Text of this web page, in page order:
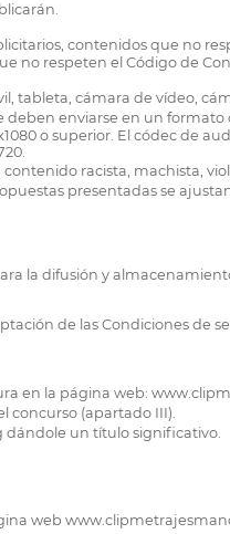
contenidos que no
no respeten el Código de
tableta, cámara de vídeo,
deben enviarse en un
o superior. El códec de
racista, machista,
presentadas se
la difusión y
de las Condiciones de
en la página web:
concurso (apartado III).
dándole un título significativo.
web